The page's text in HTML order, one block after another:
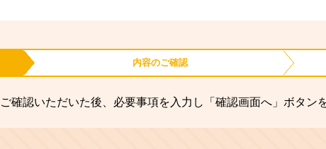
内容のご確認
ご確認いただいた後、必要事項を入力し「確認画面へ」ボタン